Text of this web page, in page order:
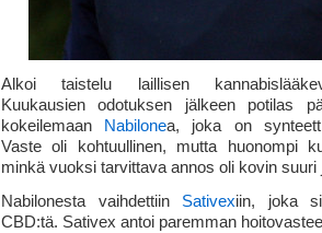
Alkoi taistelu laillisen
Kuukausien odotuksen jälkeen potilas
kokeilemaan Nabilonea, joka on
Vaste oli kohtuullinen, mutta huonompi
minkä vuoksi tarvittava annos oli kovin suuri
Nabilonesta vaihdettiin Sativexiin, joka
CBD:tä. Sativex antoi paremman